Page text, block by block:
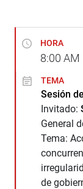
HORA
8:00 AM
TEMA
Sesión
Invitado:
General
Tema:
de